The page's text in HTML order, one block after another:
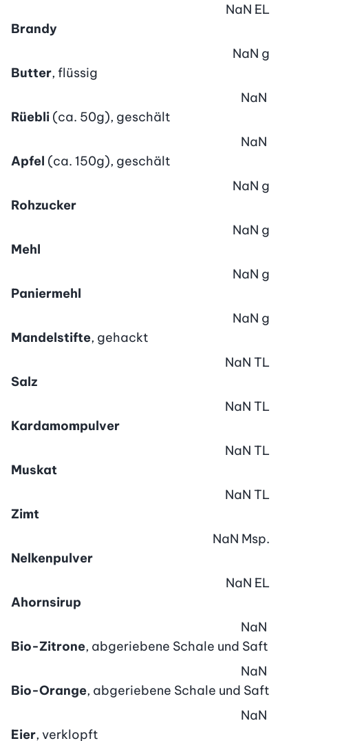
Brandy
NaN EL
Butter, flüssig
NaN g
Rüebli (ca. 50g), geschält
NaN
Apfel (ca. 150g), geschält
NaN
Rohzucker
NaN g
Mehl
NaN g
Paniermehl
NaN g
Mandelstifte, gehackt
NaN g
Salz
NaN TL
Kardamompulver
NaN TL
Muskat
NaN TL
Zimt
NaN TL
Nelkenpulver
NaN Msp.
Ahornsirup
NaN EL
Bio-Zitrone, abgeriebene Schale und Saft
NaN
Bio-Orange, abgeriebene Schale und Saft
NaN
Eier, verklopft
NaN